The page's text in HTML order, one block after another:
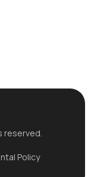
reserved.
Policy